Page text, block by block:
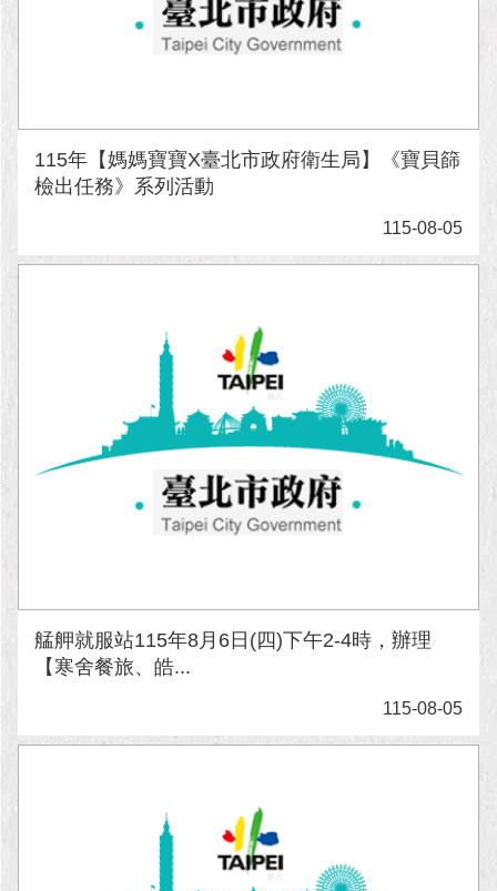
115年【媽媽寶寶X臺北市政府衛生局】《寶貝篩
檢出任務》系列活動
115-08-05
艋舺就服站115年8月6日(四)下午2-4時，辦理
【寒舍餐旅、皓...
115-08-05